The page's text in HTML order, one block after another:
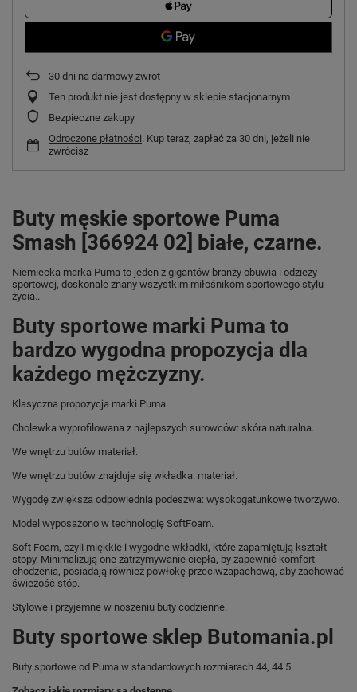
30 dni na darmowy zwrot
Ten produkt nie jest dostępny w sklepie stacjonarnym
Bezpieczne zakupy
Odroczone płatności. Kup teraz, zapłać za 30 dni, jeżeli nie
zwrócisz
Buty męskie sportowe Puma
Smash [366924 02] białe, czarne.
Niemiecka marka Puma to jeden z gigantów branży obuwia i odzieży
sportowej, doskonale znany wszystkim miłośnikom sportowego stylu
życia..
Buty sportowe marki Puma to
bardzo wygodna propozycja dla
każdego mężczyzny.
Klasyczna propozycja marki Puma.
Cholewka wyprofilowana z najlepszych surowców: skóra naturalna.
We wnętrzu butów materiał.
We wnętrzu butów znajduje się wkładka: materiał.
Wygodę zwiększa odpowiednia podeszwa: wysokogatunkowe tworzywo.
Model wyposażono w technologię SoftFoam.
Soft Foam, czyli miękkie i wygodne wkładki, które zapamiętują kształt
stopy. Minimalizują one zatrzymywanie ciepła, by zapewnić komfort
chodzenia, posiadają również powłokę przeciwzapachową, aby zachować
świeżość stóp.
Stylowe i przyjemne w noszeniu buty codzienne.
Buty sportowe sklep Butomania.pl
Buty sportowe od Puma w standardowych rozmiarach 44, 44.5.